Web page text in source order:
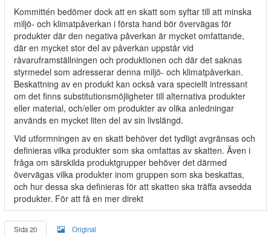
Kommittén bedömer dock att en skatt som syftar till att minska
miljö- och klimatpåverkan i första hand bör övervägas för
produkter där den negativa påverkan är mycket omfattande,
där en mycket stor del av påverkan uppstår vid
råvaruframställningen och produktionen och där det saknas
styrmedel som adresserar denna miljö- och klimatpåverkan.
Beskattning av en produkt kan också vara speciellt intressant
om det finns substitutionsmöjligheter till alternativa produkter
eller material, och/eller om produkter av olika anledningar
används en mycket liten del av sin livslängd.
Vid utformningen av en skatt behöver det tydligt avgränsas och
definieras vilka produkter som ska omfattas av skatten. Även i
fråga om särskilda produktgrupper behöver det därmed
övervägas vilka produkter inom gruppen som ska beskattas,
och hur dessa ska definieras för att skatten ska träffa avsedda
produkter. För att få en mer direkt
Sida 20 Original